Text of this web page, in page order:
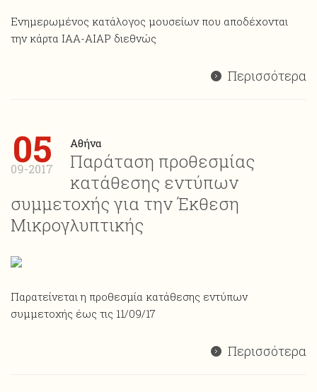
Ενημερωμένος κατάλογος μουσείων που αποδέχονται
την κάρτα ΙΑΑ-AIAP διεθνώς
Περισσότερα
05
09-2017
Αθήνα
Παράταση προθεσμίας
κατάθεσης εντύπων
συμμετοχής για την Έκθεση
Μικρογλυπτικής
Παρατείνεται η προθεσμία κατάθεσης εντύπων
συμμετοχής έως τις 11/09/17
Περισσότερα